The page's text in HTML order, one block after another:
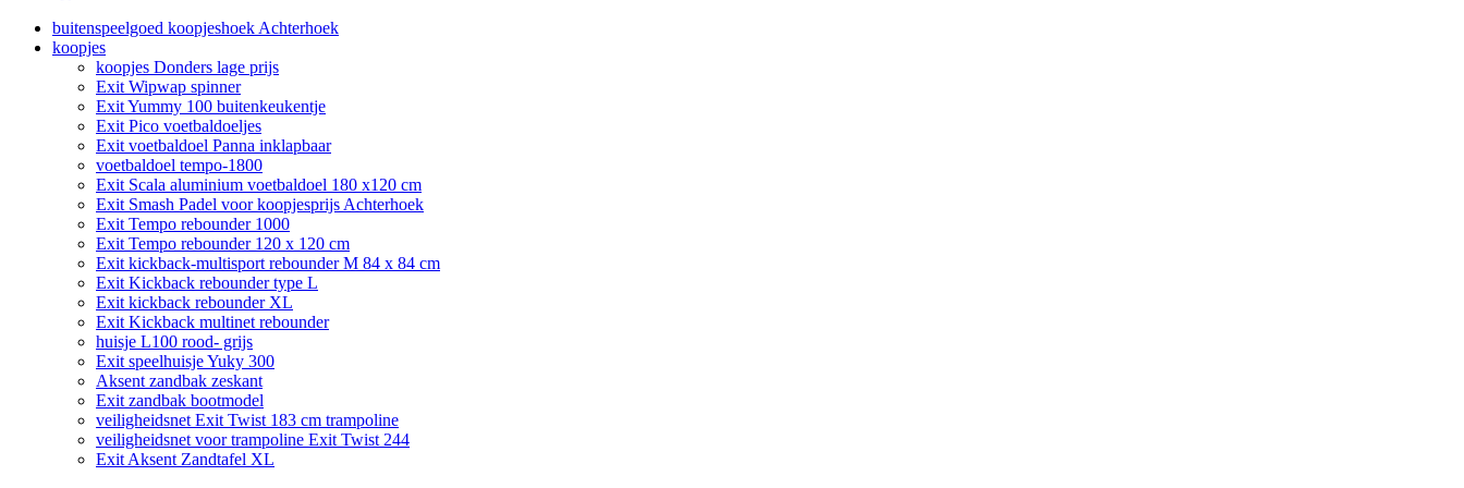
buitenspeelgoed koopjeshoek Achterhoek
koopjes
koopjes Donders lage prijs
Exit Wipwap spinner
Exit Yummy 100 buitenkeukentje
Exit Pico voetbaldoeljes
Exit voetbaldoel Panna inklapbaar
voetbaldoel tempo-1800
Exit Scala aluminium voetbaldoel 180 x120 cm
Exit Smash Padel voor koopjesprijs Achterhoek
Exit Tempo rebounder 1000
Exit Tempo rebounder 120 x 120 cm
Exit kickback-multisport rebounder M 84 x 84 cm
Exit Kickback rebounder type L
Exit kickback rebounder XL
Exit Kickback multinet rebounder
huisje L100 rood- grijs
Exit speelhuisje Yuky 300
Aksent zandbak zeskant
Exit zandbak bootmodel
veiligheidsnet Exit Twist 183 cm trampoline
veiligheidsnet voor trampoline Exit Twist 244
Exit Aksent Zandtafel XL